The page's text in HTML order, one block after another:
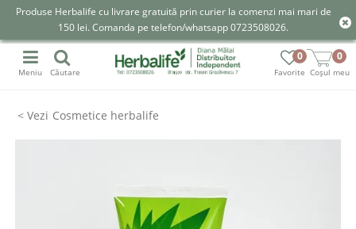
Produse Herbalife cu livrare gratuită prin curier la comenzi mai mari de
150 lei. Comanda pe telefon/whatsapp 0723508026.
Favorite
0
Coșul meu
0
Meniu Căutare
Cosmetice herbalife